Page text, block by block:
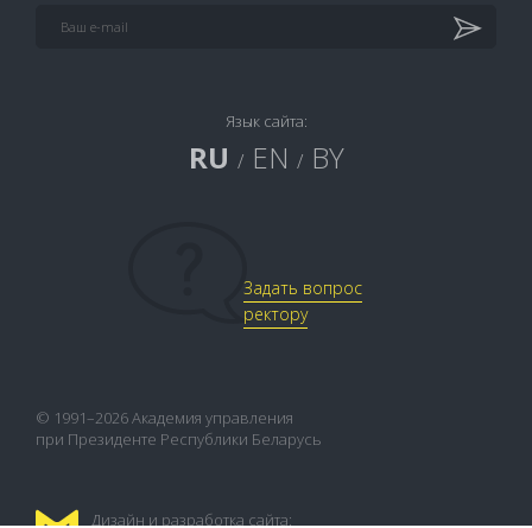
Язык сайта:
RU / EN / BY
Задать вопрос
ректору
© 1991–2026 Академия управления
при Президенте Республики Беларусь
Дизайн и разработка сайта: